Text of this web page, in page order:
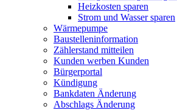
Heizkosten sparen
Strom und Wasser sparen
Wärmepumpe
Baustelleninformation
Zählerstand mitteilen
Kunden werben Kunden
Bürgerportal
Kündigung
Bankdaten Änderung
Abschlags Änderung